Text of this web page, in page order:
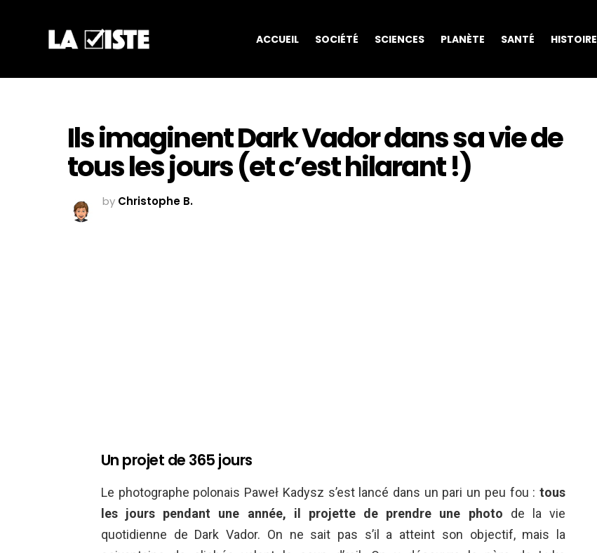
ACCUEIL SOCIÉTÉ SCIENCES PLANÈTE SANTÉ HISTOIRE
Ils imaginent Dark Vador dans sa vie de
tous les jours (et c’est hilarant !)
by Christophe B.
Un projet de 365 jours
Le photographe polonais Paweł Kadysz s’est lancé dans un pari un peu fou : tous
les jours pendant une année, il projette de prendre une photo de la vie
quotidienne de Dark Vador. On ne sait pas s’il a atteint son objectif, mais la